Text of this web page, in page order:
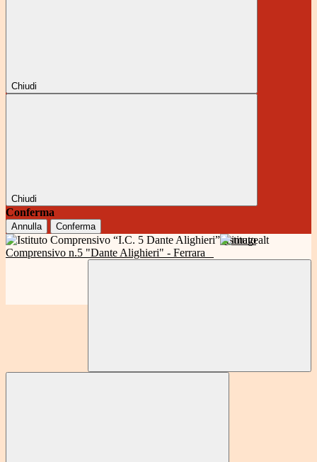
Chiudi
Chiudi
Conferma
Annulla Conferma
Istituto
Comprensivo n.5 "Dante Alighieri" - Ferrara